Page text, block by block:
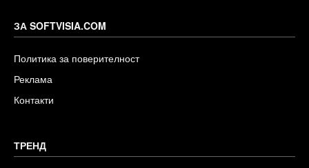
ЗА SOFTVISIA.COM
Политика за поверителност
Реклама
Контакти
ТРЕНД